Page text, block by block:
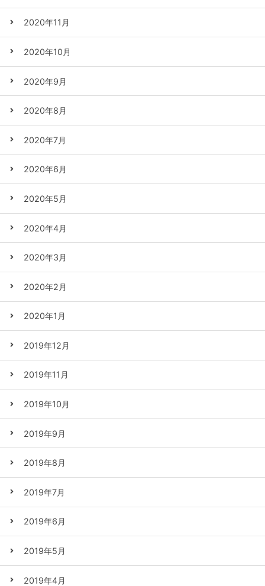
2020年11月
2020年10月
2020年9月
2020年8月
2020年7月
2020年6月
2020年5月
2020年4月
2020年3月
2020年2月
2020年1月
2019年12月
2019年11月
2019年10月
2019年9月
2019年8月
2019年7月
2019年6月
2019年5月
2019年4月